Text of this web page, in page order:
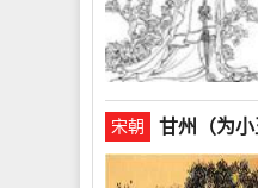
宋朝 甘州（为小